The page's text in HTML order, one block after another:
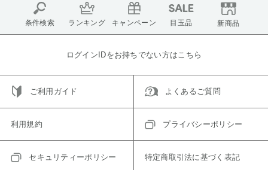
条件検索 ランキング キャンペーン 目玉品 新商品
ログインIDをお持ちでない方はこちら
ご利用ガイド よくあるご質問
利用規約 プライバシーポリシー
セキュリティーポリシー 特定商取引法に基づく表記